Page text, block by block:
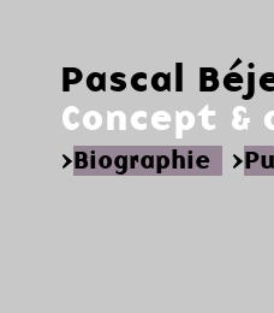
Pascal
Concept &
>Biographie >